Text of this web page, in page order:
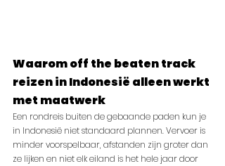
Waarom off the beaten track
reizen in Indonesië alleen werkt
met maatwerk
Een rondreis buiten de gebaande paden kun je
in Indonesië niet standaard plannen. Vervoer is
minder voorspelbaar, afstanden zijn groter dan
ze lijken en niet elk eiland is het hele jaar door